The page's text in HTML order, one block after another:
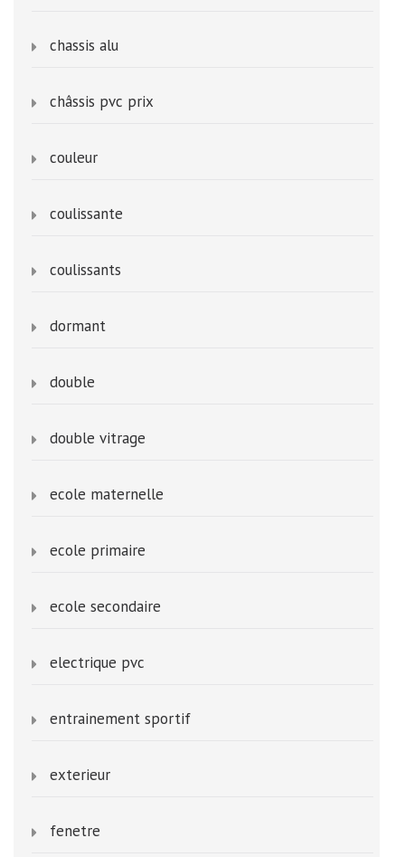
chassis alu
châssis pvc prix
couleur
coulissante
coulissants
dormant
double
double vitrage
ecole maternelle
ecole primaire
ecole secondaire
electrique pvc
entrainement sportif
exterieur
fenetre